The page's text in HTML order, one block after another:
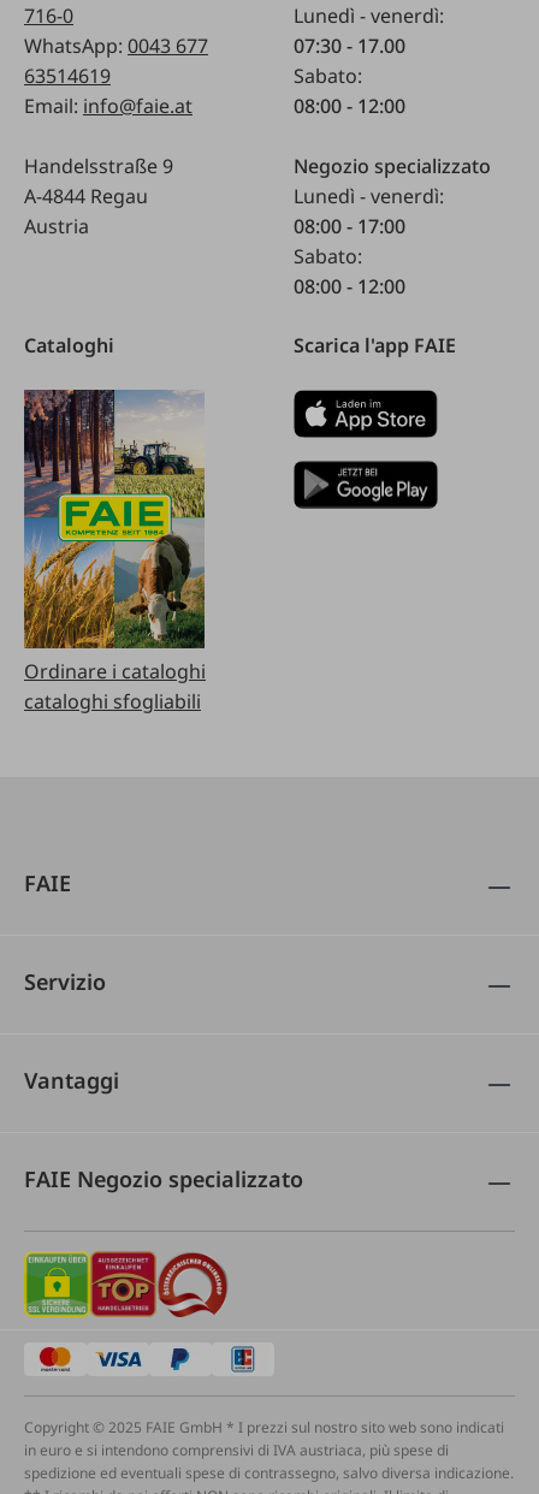
716-0
WhatsApp: 0043 677
63514619
Email: info@faie.at
Handelsstraße 9
A-4844 Regau
Austria
Lunedì - venerdì:
07:30 - 17.00
Sabato:
08:00 - 12:00
Negozio specializzato
Lunedì - venerdì:
08:00 - 17:00
Sabato:
08:00 - 12:00
Cataloghi
Ordinare i cataloghi
cataloghi sfogliabili
Scarica l'app FAIE
FAIE
Servizio
Vantaggi
FAIE Negozio specializzato
Copyright © 2025 FAIE GmbH * I prezzi sul nostro sito web sono indicati
in euro e si intendono comprensivi di IVA austriaca, più spese di
spedizione ed eventuali spese di contrassegno, salvo diversa indicazione.